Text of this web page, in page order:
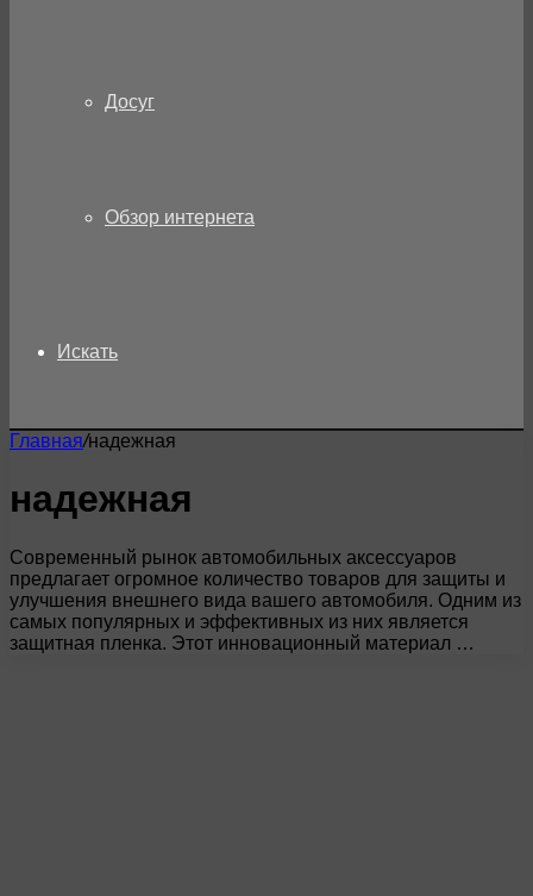
Досуг
Обзор интернета
Искать
Главная/надежная
надежная
Современный рынок автомобильных аксессуаров
предлагает огромное количество товаров для защиты и
улучшения внешнего вида вашего автомобиля. Одним из
самых популярных и эффективных из них является
защитная пленка. Этот инновационный материал …